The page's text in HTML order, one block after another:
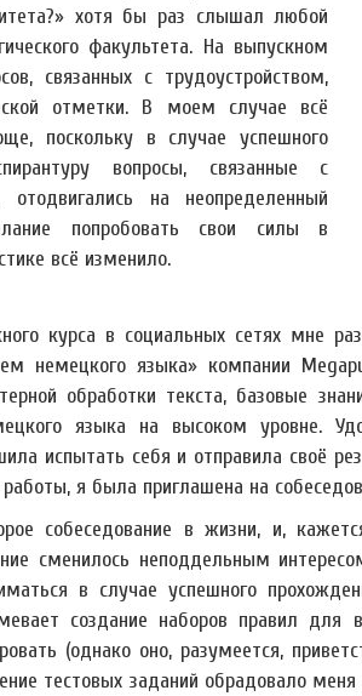
хотя бы раз слышал любой
факультета. На выпускном
связанных с трудоустройством,
отметки. В моем случае всё
поскольку в случае успешного
вопросы, связанные с
на неопределенный
попробовать свои силы в
всё изменило.
курса в социальных сетях мне
немецкого языка» компании
обработки текста, базовые
языка на высоком уровне.
испытать себя и отправила своё
я была приглашена на
собеседование в жизни, и,
сменилось неподдельным
в случае успешного
создание наборов правил
(однако оно, разумеется,
тестовых заданий обрадовало